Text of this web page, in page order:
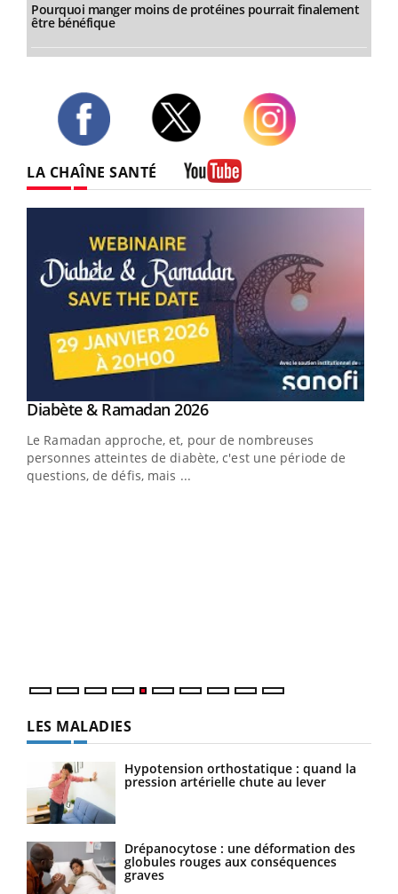
Pourquoi manger moins de protéines pourrait finalement
être bénéfique
LA CHAÎNE SANTÉ
Youtube
Diabète & Ramadan 2026Youtube
Le Ramadan approche, et, pour de nombreuses
personnes atteintes de diabète, c'est une période de
questions, de défis, mais ...
LES MALADIES
Hypotension orthostatique : quand la
pression artérielle chute au lever
Drépanocytose : une déformation des
globules rouges aux conséquences
graves